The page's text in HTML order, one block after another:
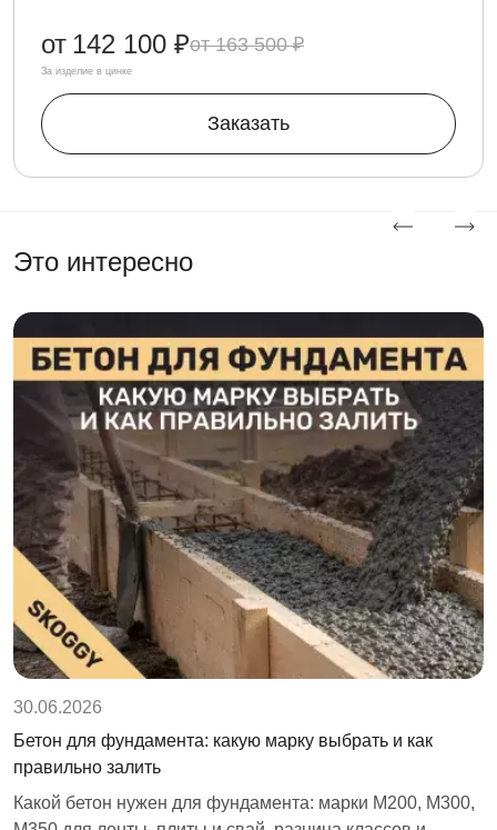
163 500 ₽
от 142 100 ₽
За изделие в цинке
Заказать
Это интересно
30.06.2026
Бетон для фундамента: какую марку выбрать и как
правильно залить
Какой бетон нужен для фундамента: марки М200, М300,